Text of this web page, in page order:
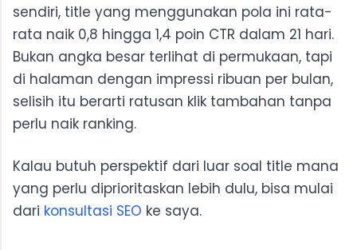
sendiri, title yang menggunakan pola ini rata-
rata naik 0,8 hingga 1,4 poin CTR dalam 21 hari.
Bukan angka besar terlihat di permukaan, tapi
di halaman dengan impressi ribuan per bulan,
selisih itu berarti ratusan klik tambahan tanpa
perlu naik ranking.
Kalau butuh perspektif dari luar soal title mana
yang perlu diprioritaskan lebih dulu, bisa mulai
dari konsultasi SEO ke saya.